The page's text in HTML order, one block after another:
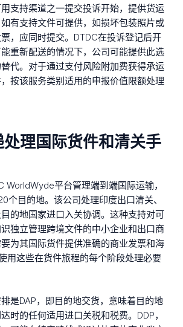
支持渠道之一提交投诉开始，提供货运
有支持文件可提供，如损坏包装照片或
，应同时提交。DTDC在投诉登记后开
重新配送的情况下，公司可能提供此选
代。对于通过支付风险附加费获得承运
按该服务类别适用的申报价值限额处理
理国际货件和清关手
WorldWyde平台管理端到端国际运输，
个目的地。该公司处理印度出口清关、
的地国家进口入关协调。这种支持对可
独立管理跨境文件的中小企业和出口商
为其国际货件提供准确的商业发票和海
用这些在货件旅程的每个阶段处理必要
是DAP，即目的地交货，意味着目的地
时的任何适用进口关税和税费。DDP，